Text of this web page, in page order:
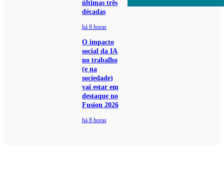
últimas três
décadas
há 8 horas
O impacto
social da IA
no trabalho
(e na
sociedade)
vai estar em
destaque no
Fusion 2026
há 8 horas